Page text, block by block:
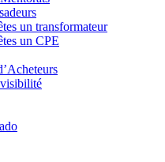
un transformateur
un CPE